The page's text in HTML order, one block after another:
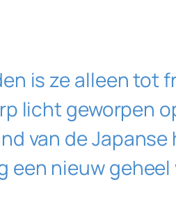
is ze alleen tot
licht geworpen
van de
een nieuw